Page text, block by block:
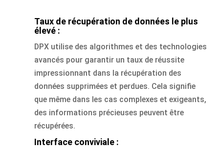
Taux de récupération de données le plus
élevé :
DPX utilise des algorithmes et des technologies
avancés pour garantir un taux de réussite
impressionnant dans la récupération des
données supprimées et perdues. Cela signifie
que même dans les cas complexes et exigeants,
des informations précieuses peuvent être
récupérées.
Interface conviviale :